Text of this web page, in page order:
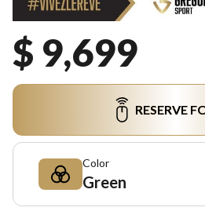
$ 9,699
RESERVE
Color
Green